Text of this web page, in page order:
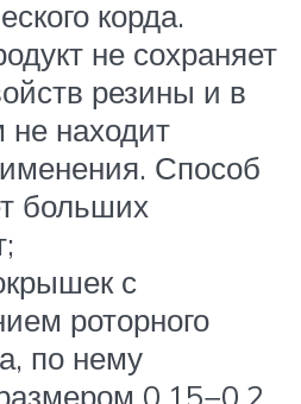
корда.
не сохраняет
резины и в
не находит
Способ
больших
с
роторного
по нему
0,15−0,2